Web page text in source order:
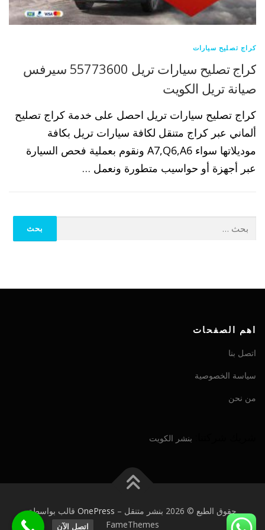
كراج تصليح سيارات
كراج تصليح سيارات تريل 55773600 سيرفس
صيانة تريل الكويت
كراج تصليح سيارات تريل احصل على خدمة كراج تصليح
ألماني عبر كراج متنقل لكافة سيارات تريل بكافة
موديلاتها سواء A7,Q6,A6 ونقوم بعملية فحص السيارة
عبر أجهزة أو حواسيب متطورة ونعمل …
اهم الصفحات
اتصل بنا
سياسة الخصوصية
من نحن
بنشر الكويت
حقوق الطبع © 2026 بنشر متنقل –
OnePress قالب بواسطة
FameThemes
اتصل الآن